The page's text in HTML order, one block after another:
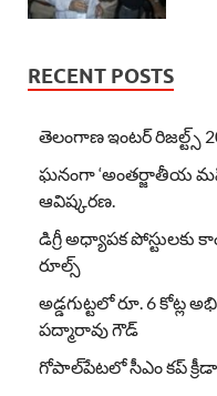
RECENT POSTS
తెలంగాణ ఇంటర్ రిజల్ట్స్
ఘనంగా ‘అంతర్జాతీయ
ఆవిష్కరణ.
డిగ్రీ అధ్యాపక పోస్టులకు
రూల్స్
అడ్డగుట్టలో రూ. 6 కోట్ల
పద్మారావు గౌడ్
గోపాల్‌పేటలో సీఎం కప్